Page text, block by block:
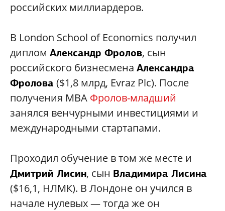
российских миллиардеров.
В London School of Economics получил
диплом Александр Фролов, сын
российского бизнесмена Александра
Фролова ($1,8 млрд, Evraz Plc). После
получения MBA Фролов-младший
занялся венчурными инвестициями и
международными стартапами.
Проходил обучение в том же месте и
Дмитрий Лисин, сын Владимира Лисина
($16,1, НЛМК). В Лондоне он учился в
начале нулевых — тогда же он